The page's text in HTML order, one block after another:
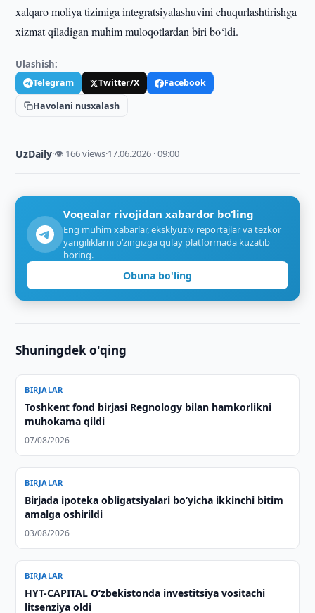
xalqaro moliya tizimiga integratsiyalashuvini chuqurlashtirishga
xizmat qiladigan muhim muloqotlardan biri bo‘ldi.
Ulashish:
Telegram Twitter/X
Facebook
Havolani nusxalash
UzDaily·👁 166 views·17.06.2026 · 09:00
Voqealar rivojidan xabardor bo‘ling
Eng muhim xabarlar, eksklyuziv reportajlar va tezkor
yangiliklarni o‘zingizga qulay platformada kuzatib
boring.
Obuna bo'ling
Shuningdek o'qing
BIRJALAR
Toshkent fond birjasi Regnology bilan hamkorlikni
muhokama qildi
07/08/2026
BIRJALAR
Birjada ipoteka obligatsiyalari bo‘yicha ikkinchi bitim
amalga oshirildi
03/08/2026
BIRJALAR
HYT-CAPITAL O‘zbekistonda investitsiya vositachi
litsenziya oldi